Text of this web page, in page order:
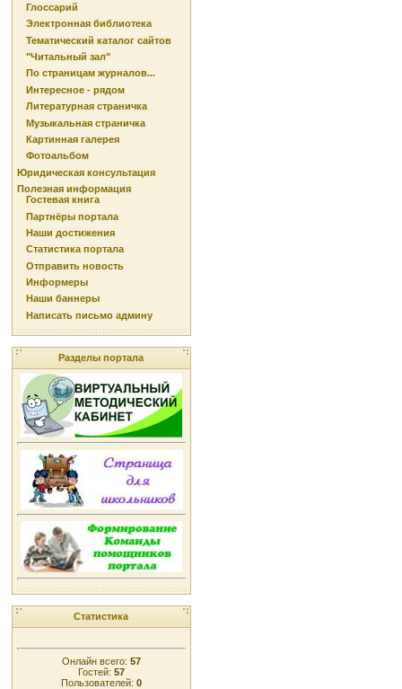
Глоссарий
Электронная библиотека
Тематический каталог сайтов
"Читальный зал"
По страницам журналов...
Интересное - рядом
Литературная страничка
Музыкальная страничка
Картинная галерея
Фотоальбом
Юридическая консультация
Полезная информация
Гостевая книга
Партнёры портала
Наши достижения
Статистика портала
Отправить новость
Информеры
Наши баннеры
Написать письмо админу
Разделы портала
Статистика
Онлайн всего: 57
Гостей: 57
Пользователей: 0